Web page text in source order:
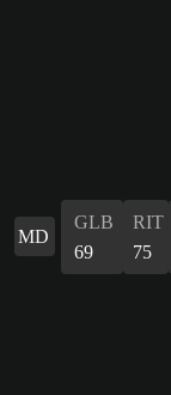
MD
GLB
69
RIT
75